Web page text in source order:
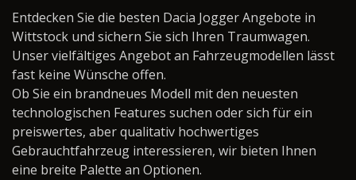
Entdecken Sie die besten Dacia Jogger Angebote in
Wittstock und sichern Sie sich Ihren Traumwagen.
Unser vielfältiges Angebot an Fahrzeugmodellen lässt
fast keine Wünsche offen.
Ob Sie ein brandneues Modell mit den neuesten
technologischen Features suchen oder sich für ein
preiswertes, aber qualitativ hochwertiges
Gebrauchtfahrzeug interessieren, wir bieten Ihnen
eine breite Palette an Optionen.